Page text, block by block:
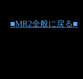
■MR2全般に戻る■